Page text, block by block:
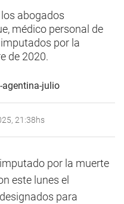
abogados
médico personal de
por la
de 2020.
21:38hs
por la muerte
este lunes el
designados para